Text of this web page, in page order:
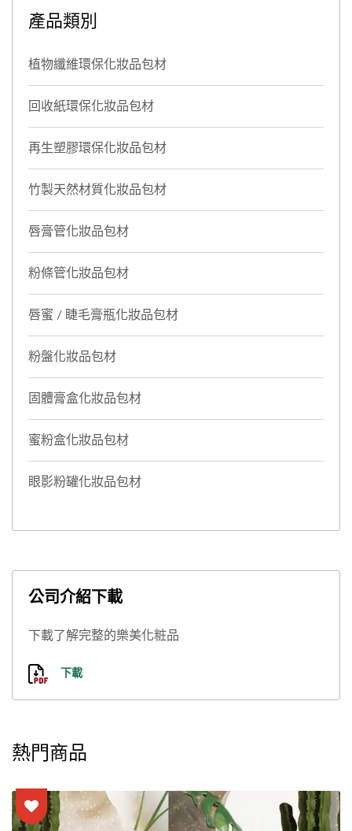
有品牌對彩妝產品細節的極
產品類別
植物纖維環保化妝品包材
回收紙環保化妝品包材
再生塑膠環保化妝品包材
竹製天然材質化妝品包材
唇膏管化妝品包材
粉條管化妝品包材
唇蜜 / 睫毛膏瓶化妝品包材
粉盤化妝品包材
固體膏盒化妝品包材
蜜粉盒化妝品包材
眼影粉罐化妝品包材
公司介紹下載
下載了解完整的樂美化粧品
下載
熱門商品